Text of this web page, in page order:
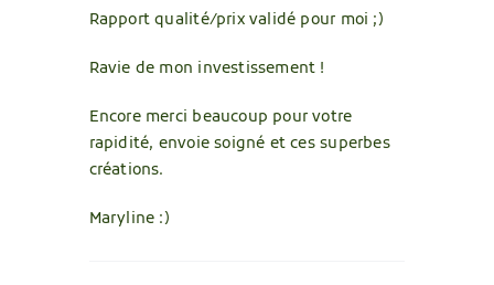
Rapport qualité/prix validé pour moi ;)
Ravie de mon investissement !
Encore merci beaucoup pour votre
rapidité, envoie soigné et ces superbes
créations.
Maryline :)